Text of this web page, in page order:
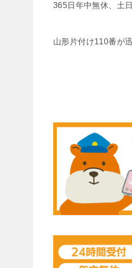
365日年中無休、土
山形片付け110番が